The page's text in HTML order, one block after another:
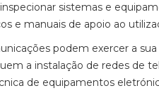
sistemas e
e manuais de apoio ao
podem exercer a
a instalação de redes de
de equipamentos